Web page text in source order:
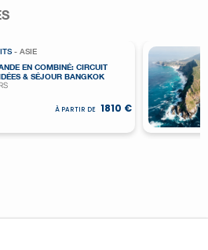
- ASIE
EN COMBINÉ: CIRCUIT
& SÉJOUR BANGKOK
À PARTIR DE 1810 €